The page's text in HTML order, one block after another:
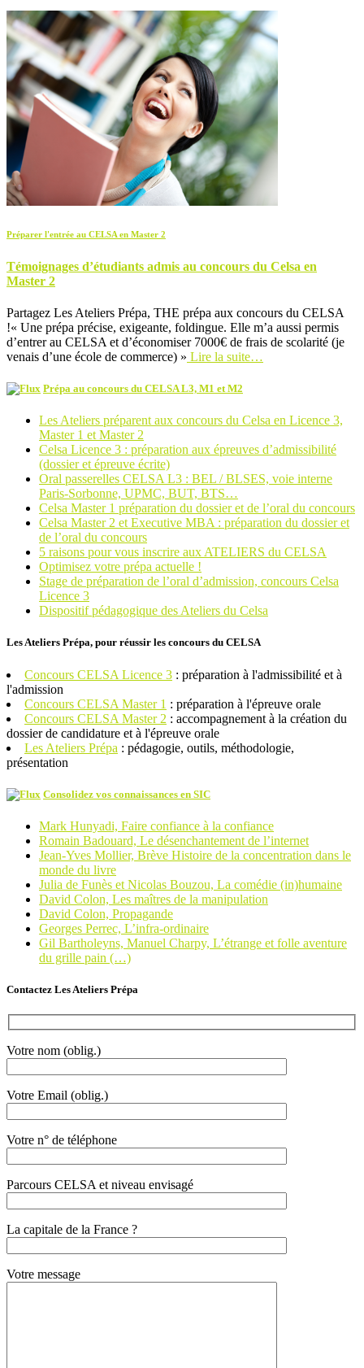
Préparer l'entrée au CELSA en Master 2
Témoignages d’étudiants admis au concours du Celsa en
Master 2
Partagez Les Ateliers Prépa, THE prépa aux concours du CELSA
!« Une prépa précise, exigeante, foldingue. Elle m’a aussi permis
d’entrer au CELSA et d’économiser 7000€ de frais de scolarité (je
venais d’une école de commerce) » Lire la suite…
Prépa au concours du CELSA L3, M1 et M2
Les Ateliers préparent aux concours du Celsa en Licence 3,
Master 1 et Master 2
Celsa Licence 3 : préparation aux épreuves d’admissibilité
(dossier et épreuve écrite)
Oral passerelles CELSA L3 : BEL / BLSES, voie interne
Paris-Sorbonne, UPMC, BUT, BTS…
Celsa Master 1 préparation du dossier et de l’oral du concours
Celsa Master 2 et Executive MBA : préparation du dossier et
de l’oral du concours
5 raisons pour vous inscrire aux ATELIERS du CELSA
Optimisez votre prépa actuelle !
Stage de préparation de l’oral d’admission, concours Celsa
Licence 3
Dispositif pédagogique des Ateliers du Celsa
Les Ateliers Prépa, pour réussir les concours du CELSA
Concours CELSA Licence 3 : préparation à l'admissibilité et à
l'admission
Concours CELSA Master 1 : préparation à l'épreuve orale
Concours CELSA Master 2 : accompagnement à la création du
dossier de candidature et à l'épreuve orale
Les Ateliers Prépa : pédagogie, outils, méthodologie,
présentation
Consolidez vos connaissances en SIC
Mark Hunyadi, Faire confiance à la confiance
Romain Badouard, Le désenchantement de l’internet
Jean-Yves Mollier, Brève Histoire de la concentration dans le
monde du livre
Julia de Funès et Nicolas Bouzou, La comédie (in)humaine
David Colon, Les maîtres de la manipulation
David Colon, Propagande
Georges Perrec, L’infra-ordinaire
Gil Bartholeyns, Manuel Charpy, L’étrange et folle aventure
du grille pain (…)
Contactez Les Ateliers Prépa
Votre nom (oblig.)
Votre Email (oblig.)
Votre n° de téléphone
Parcours CELSA et niveau envisagé
La capitale de la France ?
Votre message